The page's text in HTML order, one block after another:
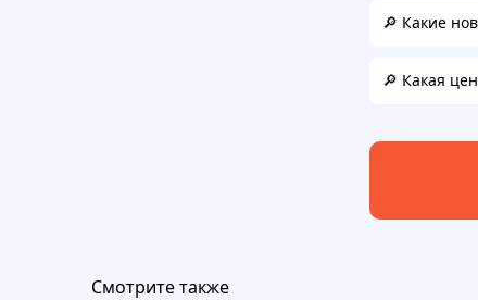
🔎 Какие
🔎 Какая
Смотрите также